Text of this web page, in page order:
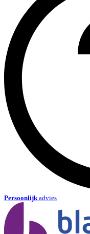
Persoonlijkadvies